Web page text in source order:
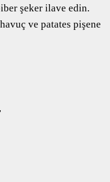
şeker ilave edin.
ve patates pişene